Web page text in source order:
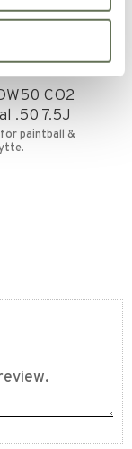
favorites
CO2
.50 7.5J
paintball &